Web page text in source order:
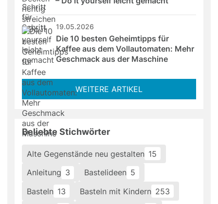
19.05.2026
Die 10 besten Geheimtipps für
Kaffee aus dem Vollautomaten: Mehr
Geschmack aus der Maschine
WEITERE ARTIKEL
Beliebte Stichwörter
Alte Gegenstände neu gestalten 15
Anleitung 3 Bastelideen 5
Basteln 13 Basteln mit Kindern 253